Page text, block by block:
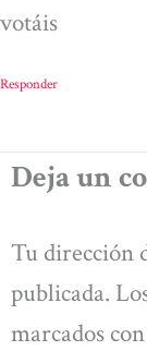
votáis
Responder
Deja un
Tu dirección
publicada.
marcados con